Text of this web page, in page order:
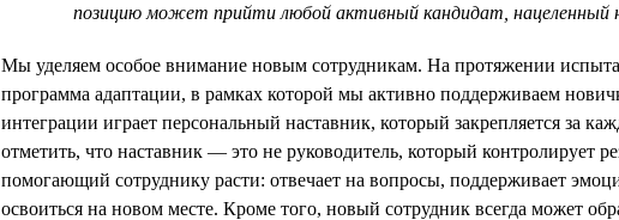
позицию может прийти любой активный кандидат, нацеленный
Мы уделяем особое внимание новым сотрудникам. На протяжении
программа адаптации, в рамках которой мы активно поддерживаем
интеграции играет персональный наставник, который закрепляется за
отметить, что наставник — это не руководитель, который контролирует
помогающий сотруднику расти: отвечает на вопросы, поддерживает
освоиться на новом месте. Кроме того, новый сотрудник всегда может